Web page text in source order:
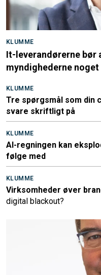
KLUMME
It-leverandørerne bør
myndighederne noget
KLUMME
Tre spørgsmål som din
svare skriftligt på
KLUMME
AI-regningen kan
følge med
KLUMME
Virksomheder øver
digital blackout?